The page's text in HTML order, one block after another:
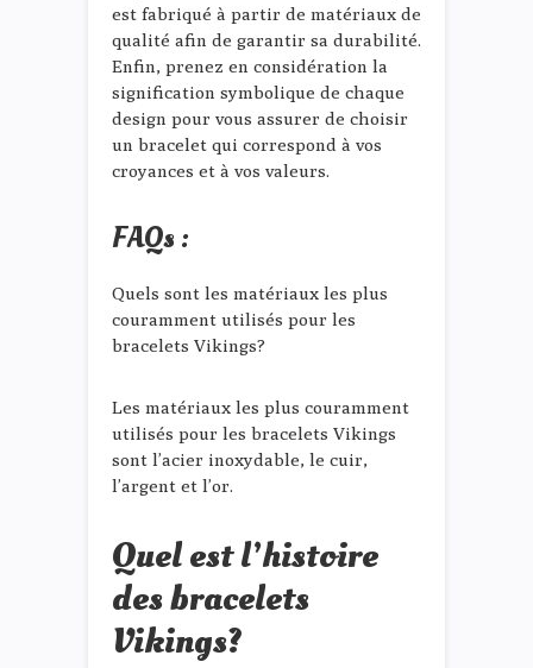
est fabriqué à partir de matériaux de
qualité afin de garantir sa durabilité.
Enfin, prenez en considération la
signification symbolique de chaque
design pour vous assurer de choisir
un bracelet qui correspond à vos
croyances et à vos valeurs.
FAQs :
Quels sont les matériaux les plus
couramment utilisés pour les
bracelets Vikings?
Les matériaux les plus couramment
utilisés pour les bracelets Vikings
sont l’acier inoxydable, le cuir,
l’argent et l’or.
Quel est l’histoire
des bracelets
Vikings?